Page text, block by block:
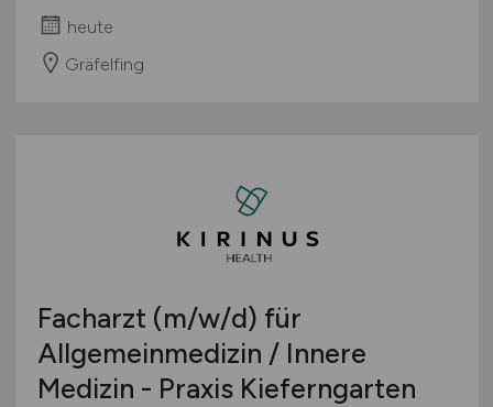
heute
Gräfelfing
Facharzt (m/w/d) für
Allgemeinmedizin / Innere
Medizin - Praxis Kieferngarten